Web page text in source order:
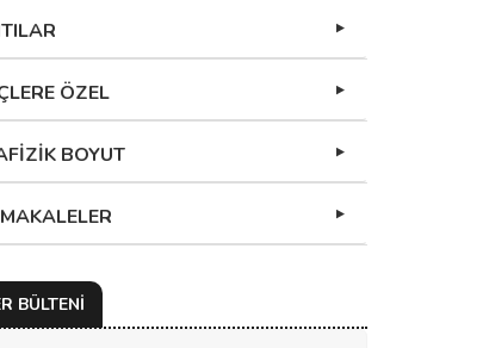
ÖZEL
BOYUT
BÜLTENİ